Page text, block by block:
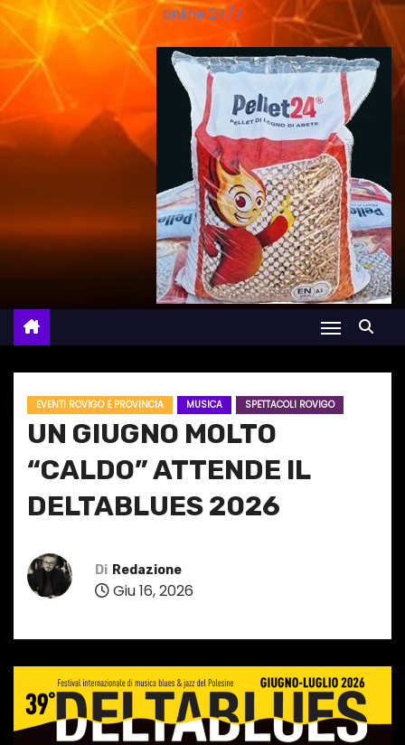
online 24/7
EVENTI ROVIGO E PROVINCIA MUSICA SPETTACOLI ROVIGO
UN GIUGNO MOLTO
“CALDO” ATTENDE IL
DELTABLUES 2026
Di Redazione
Giu 16, 2026